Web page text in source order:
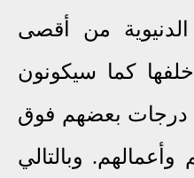
من أقصى
كما سيكونون
درجات بعضهم فوق
وبالتالي